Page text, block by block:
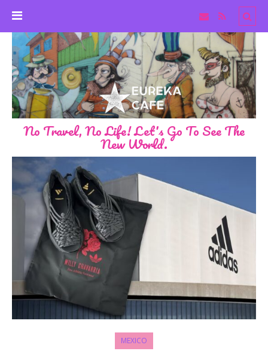
No Travel, No Life! Let's Go To See The
New World.
MEXICO